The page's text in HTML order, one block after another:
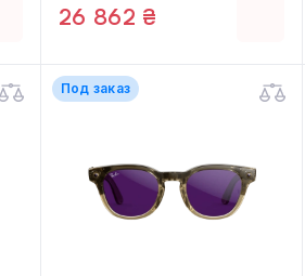
26 862 ₴
Под заказ